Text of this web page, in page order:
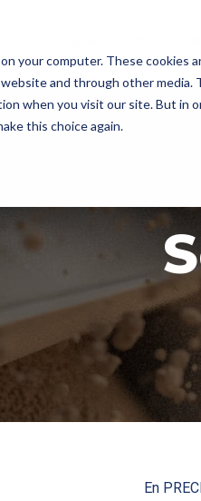
your computer. These cookies
and through other media.
when you visit our site. But in
this choice again.
En